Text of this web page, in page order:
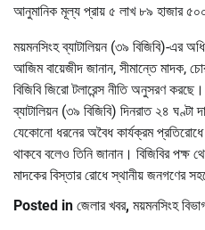
আনুমানিক মূল্য প্রায় ৫ লাখ ৮৯ হাজার
ময়মনসিংহ ব্যাটালিয়ন (৩৯ বিজিবি)-এর
আজিম বায়েজীদ জানান, সীমান্তে মাদক,
বিজিবি জিরো টলারেন্স নীতি অনুসরণ
ব্যাটালিয়ন (৩৯ বিজিবি) দিনরাত ২৪ ঘণ্টা
যেকোনো ধরনের অবৈধ কার্যক্রম
থাকবে বলেও তিনি জানান। বিজিবির পক্ষ
মাদকের বিস্তার রোধে স্থানীয় জনগণের
Posted in জেলার খবর, ময়মনসিংহ